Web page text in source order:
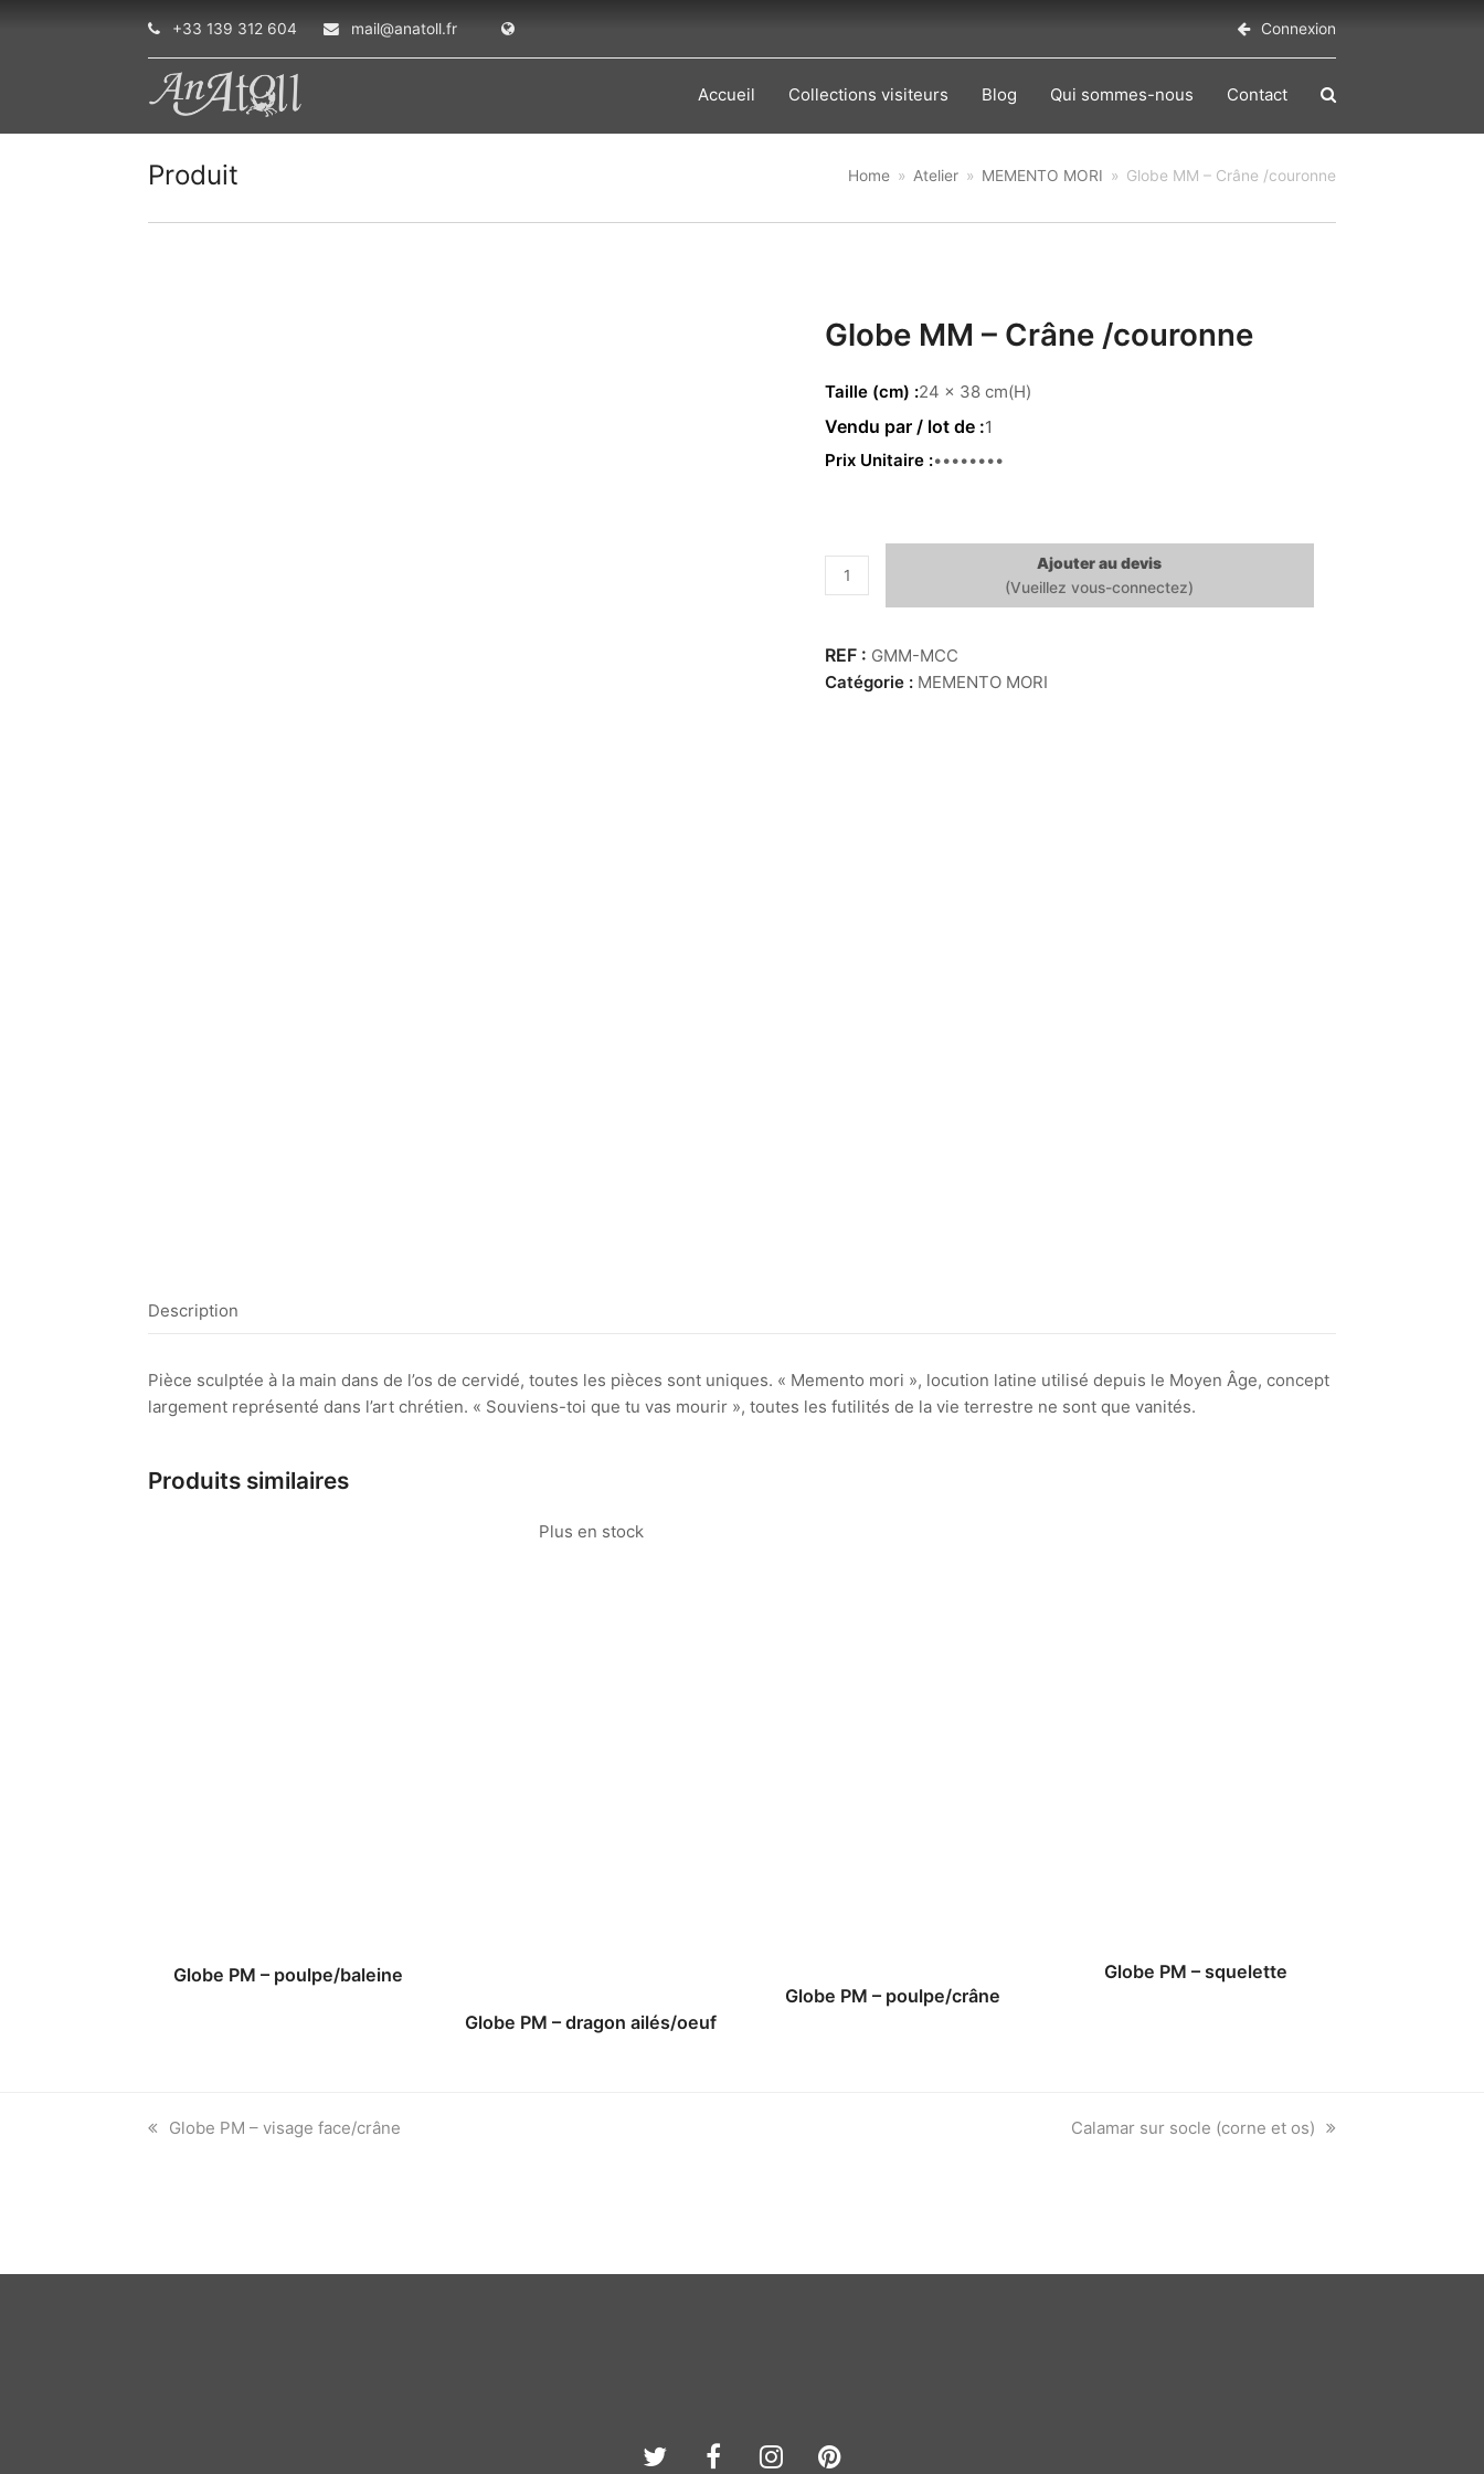
+33 139 312 604 mail@anatoll.fr Connexion
Accueil Collections visiteurs Blog Qui sommes-nous Contact
Produit Home » Atelier » MEMENTO MORI » Globe MM – Crâne /couronne
Globe MM – Crâne /couronne
Taille (cm) 24 x 38 cm(H)
1
Prix Unitaire 249.00 €
quantité
de
MM
–
Crâne
Ajouter au devis
GMM-MCC
Catégorie : MEMENTO MORI
Description
Pièce sculptée à la main dans de l’os de cervidé, toutes les pièces sont uniques. « Memento mori », locution latine utilisé depuis le Moyen Âge, concept
largement représenté dans l’art chrétien. « Souviens-toi que tu vas mourir », toutes les futilités de la vie terrestre ne sont que vanités.
Produits similaires
Globe PM – poulpe/baleine
Plus en stock
Globe PM – dragon ailés/oeuf
Globe PM – poulpe/crâne
Globe PM – squelette
previous
Globe PM – visage face/crâne
next
Calamar sur socle (corne et os)
TwitterFacebook
Instagram
Pinterest